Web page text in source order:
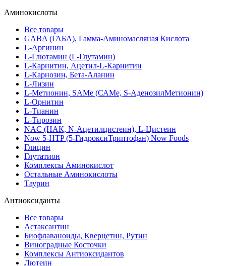
Аминокислоты
Все товары
GABA (ГАБА), Гамма-Аминомасляная Кислота
L-Аргинин
L-Глютамин (L-Глутамин)
L-Карнитин, Ацетил-L-Карнитин
L-Карнозин, Бета-Аланин
L-Лизин
L-Метионин, SAMe (САМе, S-АденозилМетионин)
L-Орнитин
L-Тианин
L-Тирозин
NAC (НАК, N-Ацетилцистеин), L-Цистеин
Now 5-HTP (5-ГидроксиТриптофан) Now Foods
Глицин
Глутатион
Комплексы Аминокислот
Остальные Аминокислоты
Таурин
Антиоксиданты
Все товары
Астаксантин
Биофлаваноиды, Кверцетин, Рутин
Виноградные Косточки
Комплексы Антиоксидантов
Лютеин